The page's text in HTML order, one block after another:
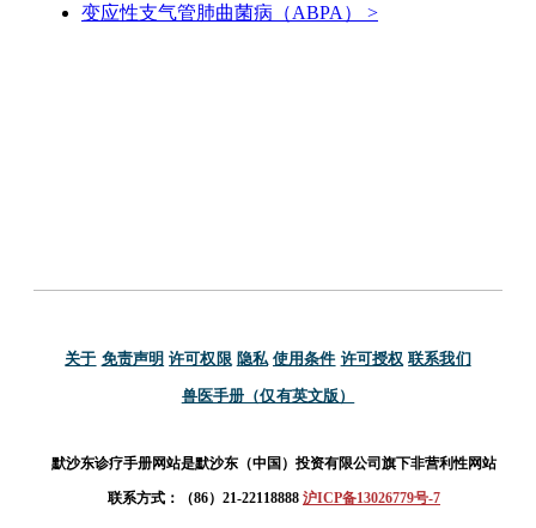
变应性支气管肺曲菌病（ABPA） >
关于 免责声明 许可权限 隐私 使用条件 许可授权 联系我们
兽医手册（仅有英文版）
默沙东诊疗手册网站是默沙东（中国）投资有限公司旗下非营利性网站
联系方式：（86）21-22118888 沪ICP备13026779号-7